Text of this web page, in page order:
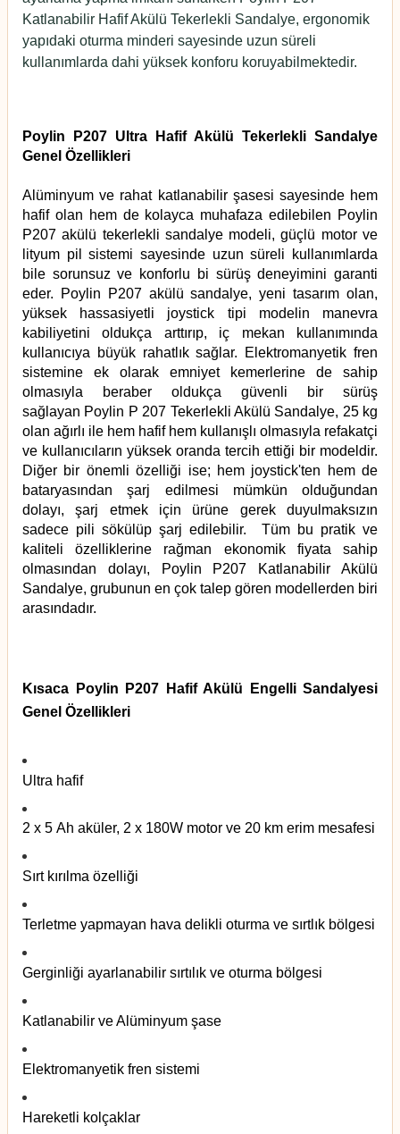
Katlanabilir Hafif Akülü Tekerlekli Sandalye, ergonomik
yapıdaki oturma minderi sayesinde uzun süreli
kullanımlarda dahi yüksek konforu koruyabilmektedir.
Poylin P207 Ultra Hafif Akülü Tekerlekli Sandalye
Genel Özellikleri
Alüminyum ve rahat katlanabilir şasesi sayesinde hem
hafif olan hem de kolayca muhafaza edilebilen Poylin
P207 akülü tekerlekli sandalyemodeli, güçlü motor ve
lityum pil sistemi sayesinde uzun süreli kullanımlarda
bile sorunsuz ve konforlu bi sürüş deneyimini garanti
eder.
Poylin P207 akülü sandalye, yeni tasarım olan,
yüksek hassasiyetli joystick tipi modelin manevra
kabiliyetini oldukça arttırıp, iç mekan kullanımında
kullanıcıya büyük rahatlık sağlar. Elektromanyetik fren
sistemine ek olarak emniyet kemerlerine de sahip
olmasıyla beraber oldukça güvenli bir sürüş
sağlayan Poylin P 207 Tekerlekli Akülü Sandalye, 25 kg
olan ağırlı ile hem hafif hem kullanışlı olmasıyla refakatçi
ve kullanıcıların yüksek oranda tercih ettiği bir modeldir.
Diğer bir önemli özelliği ise; hem joystick'ten hem de
bataryasından şarj edilmesi mümkün olduğundan
dolayı, şarj etmek için ürüne gerek duyulmaksızın
sadece pili sökülüp şarj edilebilir. Tüm bu pratik ve
kaliteli özelliklerine rağman ekonomik fiyata sahip
olmasından dolayı,
Poylin P207 Katlanabilir Akülü
Sandalye, grubunun en çok talep gören modellerden biri
arasındadır.
Kısaca Poylin P207 Hafif Akülü Engelli Sandalyesi
Genel Özellikleri
Ultra hafif
2 x 5 Ah aküler, 2 x 180W motor ve 20 km erim mesafesi
Sırt kırılma özelliği
Terletme yapmayan hava delikli oturma ve sırtlık bölgesi
Gerginliği ayarlanabilir sırtılık ve oturma bölgesi
Katlanabilir ve Alüminyum şase
Elektromanyetik fren sistemi
Hareketli kolçaklar